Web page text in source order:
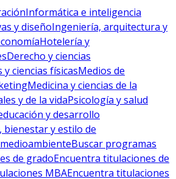
Informática e inteligencia
y diseñoIngeniería, arquitectura y
Hotelería y
Derecho y ciencias
ciencias físicasMedios de
Medicina y ciencias de la
y de la vidaPsicología y salud
y desarrollo
bienestar y estilo de
Buscar programas
de gradoEncuentra titulaciones de
MBAEncuentra titulaciones